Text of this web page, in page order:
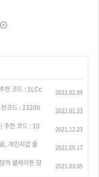
천 코드 : 1LCc
2022.02.09
코드 : 13200
2022.01.23
추천 코드 : 10
2021.12.23
, 개인지갑 출
2021.05.17
의 클레이튼 당
2021.03.05